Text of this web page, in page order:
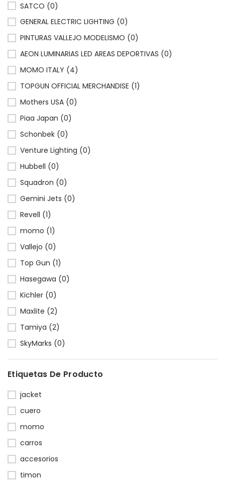
SATCO (0)
GENERAL ELECTRIC LIGHTING (0)
PINTURAS VALLEJO MODELISMO (0)
AEON LUMINARIAS LED AREAS DEPORTIVAS (0)
MOMO ITALY (4)
TOPGUN OFFICIAL MERCHANDISE (1)
Mothers USA (0)
Piaa Japan (0)
Schonbek (0)
Venture Lighting (0)
Hubbell (0)
Squadron (0)
Gemini Jets (0)
Revell (1)
momo (1)
Vallejo (0)
Top Gun (1)
Hasegawa (0)
Kichler (0)
Maxlite (2)
Tamiya (2)
SkyMarks (0)
Etiquetas De Producto
jacket
cuero
momo
carros
accesorios
timon